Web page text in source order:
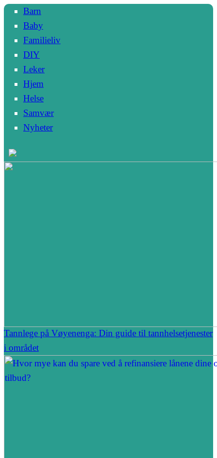
Barn
Baby
Familieliv
DIY
Leker
Hjem
Helse
Samvær
Nyheter
Tannlege på Vøyenenga: Din guide til tannhelsetjenester
i området